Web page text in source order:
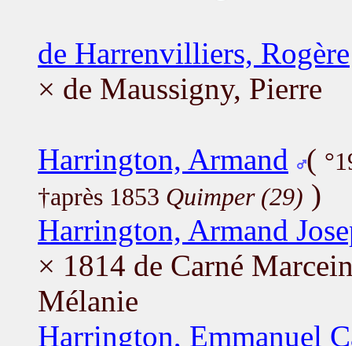
de Harrenvilliers, Rogère
× de Maussigny, Pierre
Harrington, Armand (
†après 1853 Quimper (29) )
Harrington, Armand
× 1814 de Carné
Mélanie
Harrington, Emmanuel